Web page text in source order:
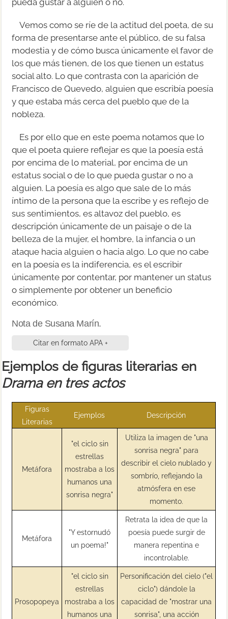
Vemos como se ríe de la actitud del poeta, de su
forma de presentarse ante el público, de su falsa
modestia y de cómo busca únicamente el favor de
los que más tienen, de los que tienen un estatus
social alto. Lo que contrasta con la aparición de
Francisco de Quevedo, alguien que escribía poesía
y que estaba más cerca del pueblo que de la
nobleza.
Es por ello que en este poema notamos que lo
que el poeta quiere reflejar es que la poesía está
por encima de lo material, por encima de un
estatus social o de lo que pueda gustar o no a
alguien. La poesía es algo que sale de lo más
íntimo de la persona que la escribe y es reflejo de
sus sentimientos, es altavoz del pueblo, es
descripción únicamente de un paisaje o de la
belleza de la mujer, el hombre, la infancia o un
ataque hacia alguien o hacia algo. Lo que no cabe
en la poesía es la indiferencia, es el escribir
únicamente por contentar, por mantener un status
o simplemente por obtener un beneficio
económico.
Nota de Susana Marín.
Citar en formato APA +
Ejemplos de figuras literarias en
Drama en tres actos
Figuras
Literarias
Ejemplos Descripción
Metáfora
"el ciclo sin
estrellas
mostraba a los
humanos una
sonrisa negra"
Utiliza la imagen de "una
sonrisa negra" para
describir el cielo nublado y
sombrío, reflejando la
atmósfera en ese
momento.
Metáfora
"Y estornudó
un poema!"
Retrata la idea de que la
poesía puede surgir de
manera repentina e
incontrolable.
Prosopopeya
"el ciclo sin
estrellas
mostraba a los
humanos una
Personificación del cielo ("el
ciclo") dándole la
capacidad de "mostrar una
sonrisa", una acción